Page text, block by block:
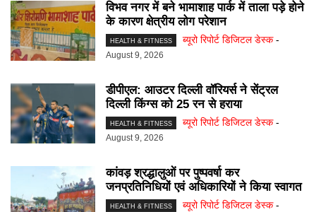
विभव नगर में बने भामाशाह पार्क में ताला पड़े होने
के कारण क्षेत्रीय लोग परेशान
HEALTH & FITNESS ब्यूरो रिपोर्ट डिजिटल डेस्क -
August 9, 2026
डीपीएल: आउटर दिल्ली वॉरियर्स ने सेंट्रल
दिल्ली किंग्स को 25 रन से हराया
HEALTH & FITNESS ब्यूरो रिपोर्ट डिजिटल डेस्क -
August 9, 2026
कांवड़ श्रद्धालुओं पर पुष्पवर्षा कर
जनप्रतिनिधियों एवं अधिकारियों ने किया स्वागत
HEALTH & FITNESS ब्यूरो रिपोर्ट डिजिटल डेस्क -